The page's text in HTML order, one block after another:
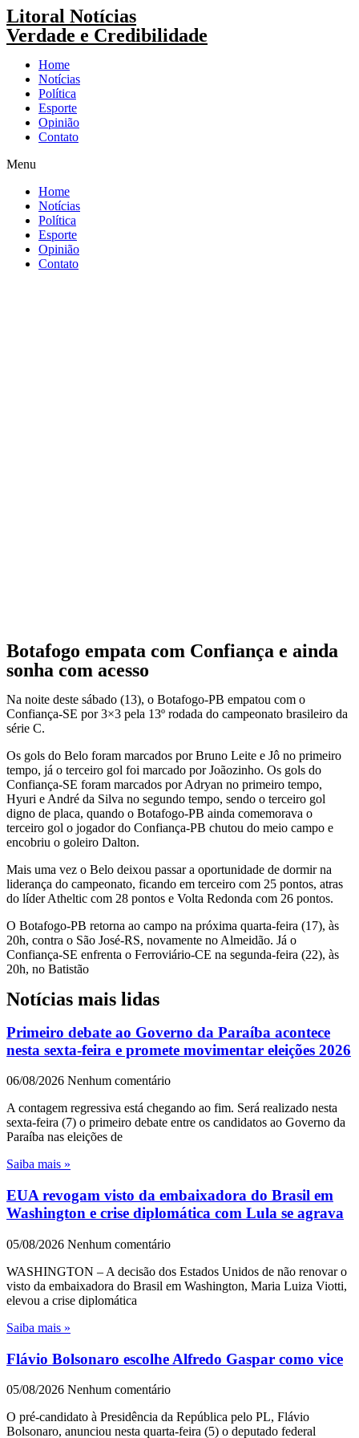
Pular
para
o
Litoral Notícias
Verdade e Credibilidade
Home
Notícias
Política
Esporte
Opinião
Contato
Menu
Home
Notícias
Política
Esporte
Opinião
Contato
Botafogo empata com Confiança e ainda
sonha com acesso
Na noite deste sábado (13), o Botafogo-PB empatou com o
Confiança-SE por 3×3 pela 13º rodada do campeonato brasileiro da
série C.
Os gols do Belo foram marcados por Bruno Leite e Jô no primeiro
tempo, já o terceiro gol foi marcado por Joãozinho. Os gols do
Confiança-SE foram marcados por Adryan no primeiro tempo,
Hyuri e André da Silva no segundo tempo, sendo o terceiro gol
digno de placa, quando o Botafogo-PB ainda comemorava o
terceiro gol o jogador do Confiança-PB chutou do meio campo e
encobriu o goleiro Dalton.
Mais uma vez o Belo deixou passar a oportunidade de dormir na
liderança do campeonato, ficando em terceiro com 25 pontos, atras
do líder Atheltic com 28 pontos e Volta Redonda com 26 pontos.
O Botafogo-PB retorna ao campo na próxima quarta-feira (17), às
20h, contra o São José-RS, novamente no Almeidão. Já o
Confiança-SE enfrenta o Ferroviário-CE na segunda-feira (22), às
20h, no Batistão
Notícias mais lidas
Primeiro debate ao Governo da Paraíba acontece
nesta sexta-feira e promete movimentar eleições 2026
06/08/2026 Nenhum comentário
A contagem regressiva está chegando ao fim. Será realizado nesta
sexta-feira (7) o primeiro debate entre os candidatos ao Governo da
Paraíba nas eleições de
Saiba mais »
EUA revogam visto da embaixadora do Brasil em
Washington e crise diplomática com Lula se agrava
05/08/2026 Nenhum comentário
WASHINGTON – A decisão dos Estados Unidos de não renovar o
visto da embaixadora do Brasil em Washington, Maria Luiza Viotti,
elevou a crise diplomática
Saiba mais »
Flávio Bolsonaro escolhe Alfredo Gaspar como vice
05/08/2026 Nenhum comentário
O pré-candidato à Presidência da República pelo PL, Flávio
Bolsonaro, anunciou nesta quarta-feira (5) o deputado federal